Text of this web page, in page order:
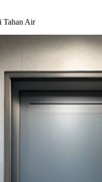
Tahan Air